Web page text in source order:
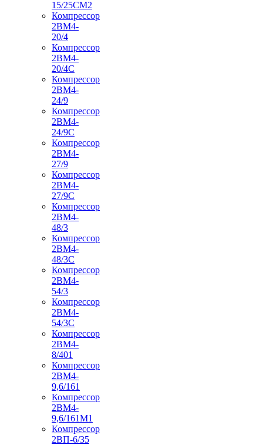
15/25СМ2
Компрессор
2ВМ4-
20/4
Компрессор
2ВМ4-
20/4С
Компрессор
2ВМ4-
24/9
Компрессор
2ВМ4-
24/9С
Компрессор
2ВМ4-
27/9
Компрессор
2ВМ4-
27/9С
Компрессор
2ВМ4-
48/3
Компрессор
2ВМ4-
48/3С
Компрессор
2ВМ4-
54/3
Компрессор
2ВМ4-
54/3С
Компрессор
2ВМ4-
8/401
Компрессор
2ВМ4-
9,6/161
Компрессор
2ВМ4-
9,6/161М1
Компрессор
2ВП-6/35